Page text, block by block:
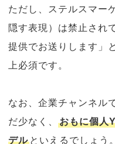
ただし、ステルスマー
隠す表現）は禁止さ
提供でお送りします」
上必須です。
なお、企業チャンネル
だ少なく、おもに個人
デル といえるでしょう。